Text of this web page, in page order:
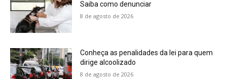
Saiba como denunciar
8 de agosto de 2026
Conheça as penalidades da lei para quem
dirige alcoolizado
8 de agosto de 2026